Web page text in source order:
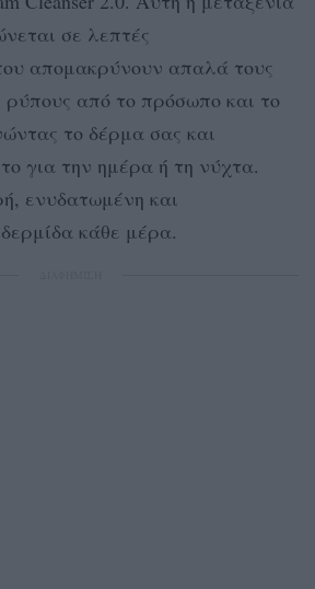
σε λεπτές
απομακρύνουν απαλά τους
ρύπους από το πρόσωπο και το
το δέρμα σας και
για την ημέρα ή τη νύχτα.
ενυδατωμένη και
κάθε μέρα.